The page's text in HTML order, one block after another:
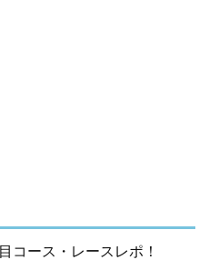
コース・レースレポ！